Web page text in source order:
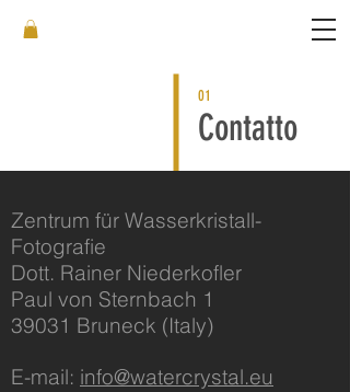
01
Contatto
Zentrum für Wasserkristall-
Fotografie
Dott. Rainer Niederkofler
Paul von Sternbach 1
39031 Bruneck (Italy)
E-mail: info@watercrystal.eu